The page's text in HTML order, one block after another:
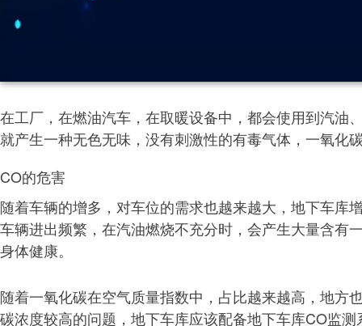
在工厂，在燃油汽车，在取暖设备中，都会使用到汽油
就产生一种无色无味，没有刺激性的有毒气体，一氧化
CO的危害
随着车辆的增多，对车位的需求也越来越大，地下车库
车辆进出频繁，在汽油燃烧不充分时，会产生大量含有
身体健康。
随着一氧化碳在空气质量指数中，占比越来越高，地方
碳浓度较高的问题，地下车库应该配备地下车库CO监测